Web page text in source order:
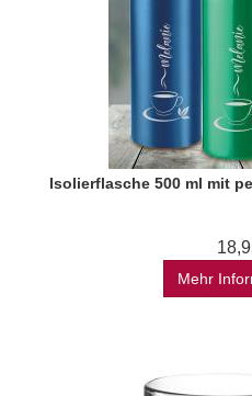
Isolierflasche 500 ml mit
Mehr